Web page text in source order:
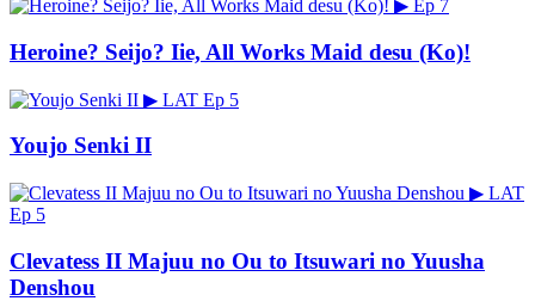
▶ Ep 7
Heroine? Seijo? Iie, All Works Maid desu (Ko)!
▶ LAT Ep 5
Youjo Senki II
▶ LAT
Ep 5
Clevatess II Majuu no Ou to Itsuwari no Yuusha
Denshou